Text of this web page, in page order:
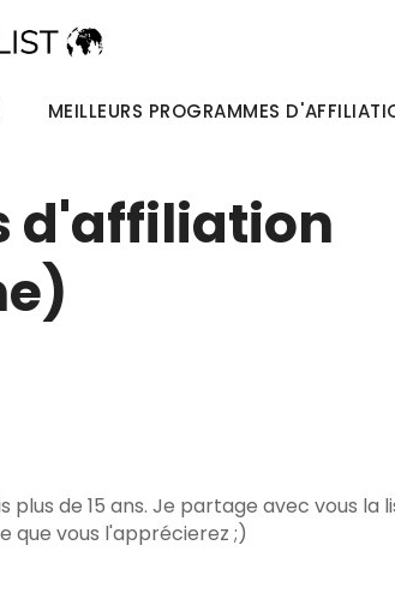
MEILLEURS PROGRAMMES
d'affiliation
de 15 ans. Je partage avec vous la
que vous l'apprécierez ;)